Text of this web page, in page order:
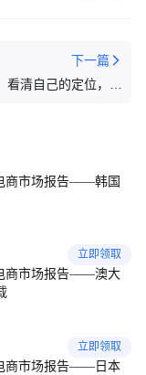
下一篇
看清自己的定位，不
商市场报告——韩国
立即领取
商市场报告——澳大
立即领取
商市场报告——日本